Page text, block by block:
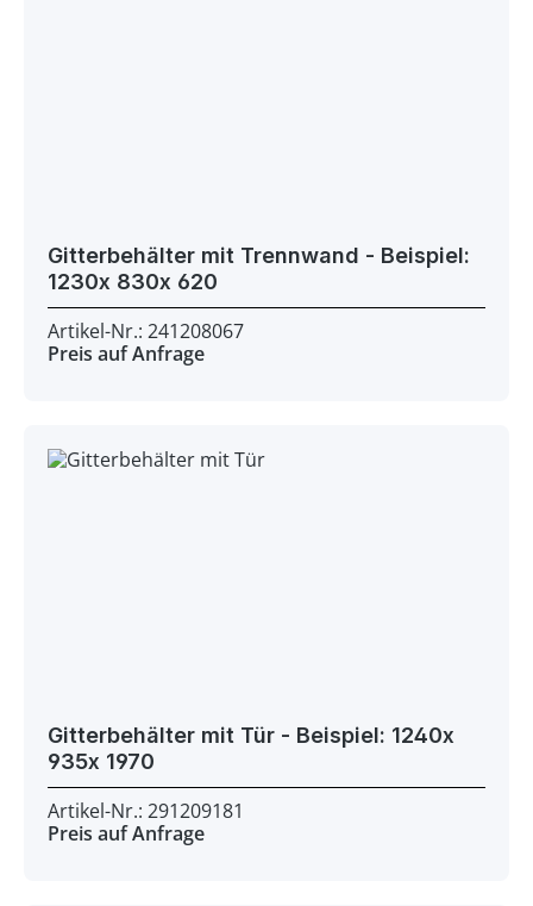
Gitterbehälter mit Trennwand - Beispiel:
1230x 830x 620
Artikel-Nr.: 241208067
Preis auf Anfrage
Gitterbehälter mit Tür - Beispiel: 1240x
935x 1970
Artikel-Nr.: 291209181
Preis auf Anfrage